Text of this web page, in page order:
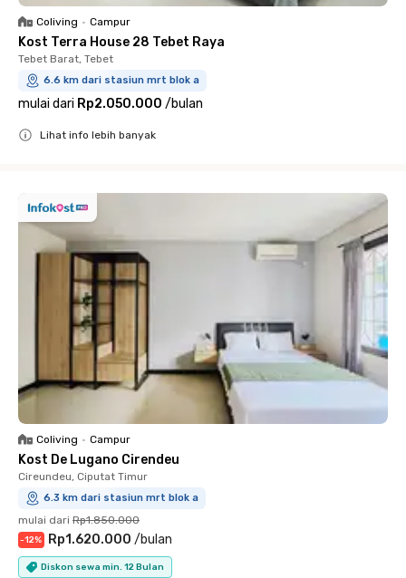
Coliving • Campur
Kost Terra House 28 Tebet Raya
Tebet Barat, Tebet
6.6 km dari stasiun mrt blok a
mulai dari Rp2.050.000 /bulan
Lihat info lebih banyak
Coliving • Campur
Kost De Lugano Cirendeu
Cireundeu, Ciputat Timur
6.3 km dari stasiun mrt blok a
mulai dari Rp1.850.000
-12% Rp1.620.000 /bulan
Diskon sewa min. 12 Bulan